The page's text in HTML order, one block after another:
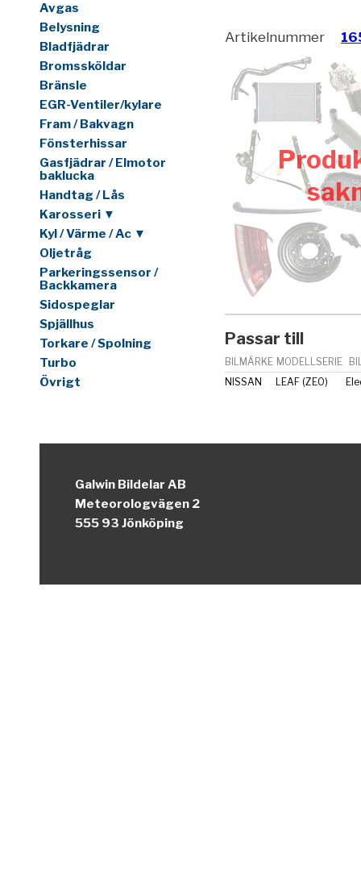
Avgas
Belysning
Bladfjädrar
Bromssköldar
Bränsle
EGR-Ventiler/kylare
Fram / Bakvagn
Fönsterhissar
Gasfjädrar / Elmotor
baklucka
Handtag / Lås
Karosseri ▼
Kyl / Värme / Ac ▼
Oljetråg
Parkeringssensor /
Backkamera
Sidospeglar
Spjällhus
Torkare / Spolning
Turbo
Övrigt
Artikelnummer
Passar till
BILMÄRKE MODELLSERIE
NISSAN
LEAF (ZE0)
Galwin Bildelar AB
Meteorologvägen 2
555 93 Jönköping